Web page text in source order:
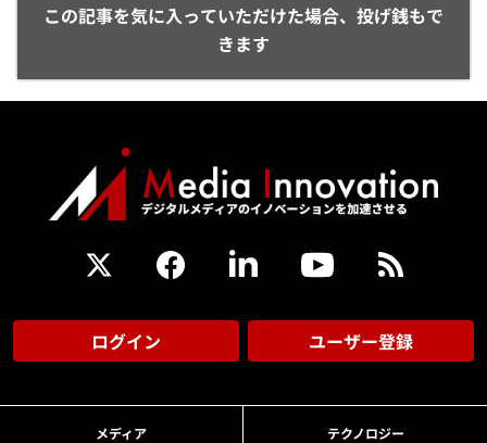
この記事を気に入っていただけた場合、投げ銭もで
きます
ログイン ユーザー登録
メディア テクノロジー